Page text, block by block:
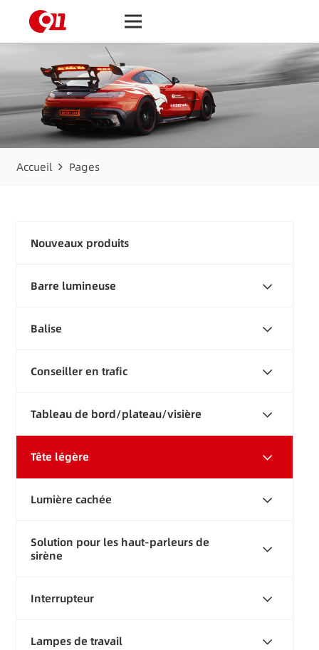
Accueil Pages
Nouveaux produits
Barre lumineuse
Balise
Conseiller en trafic
Tableau de bord/plateau/visière
Tête légère
Lumière cachée
Solution pour les haut-parleurs de
sirène
Interrupteur
Lampes de travail